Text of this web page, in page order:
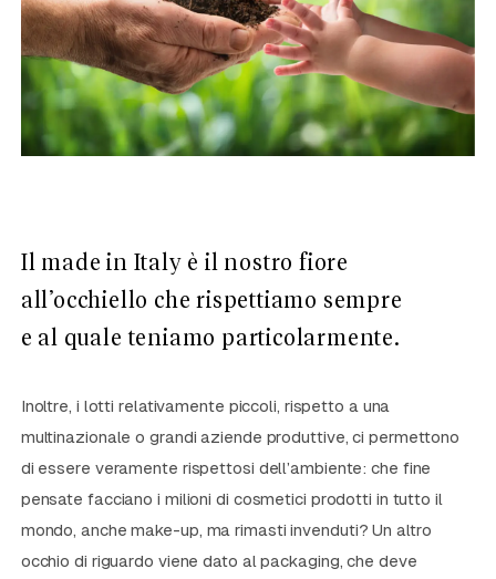
Il made in Italy è il nostro fiore
all’occhiello che rispettiamo sempre
e al quale teniamo particolarmente.
Inoltre, i lotti relativamente piccoli, rispetto a una
multinazionale o grandi aziende produttive, ci permettono
di essere veramente rispettosi dell’ambiente: che fine
pensate facciano i milioni di cosmetici prodotti in tutto il
mondo, anche make-up, ma rimasti invenduti? Un altro
occhio di riguardo viene dato al packaging, che deve